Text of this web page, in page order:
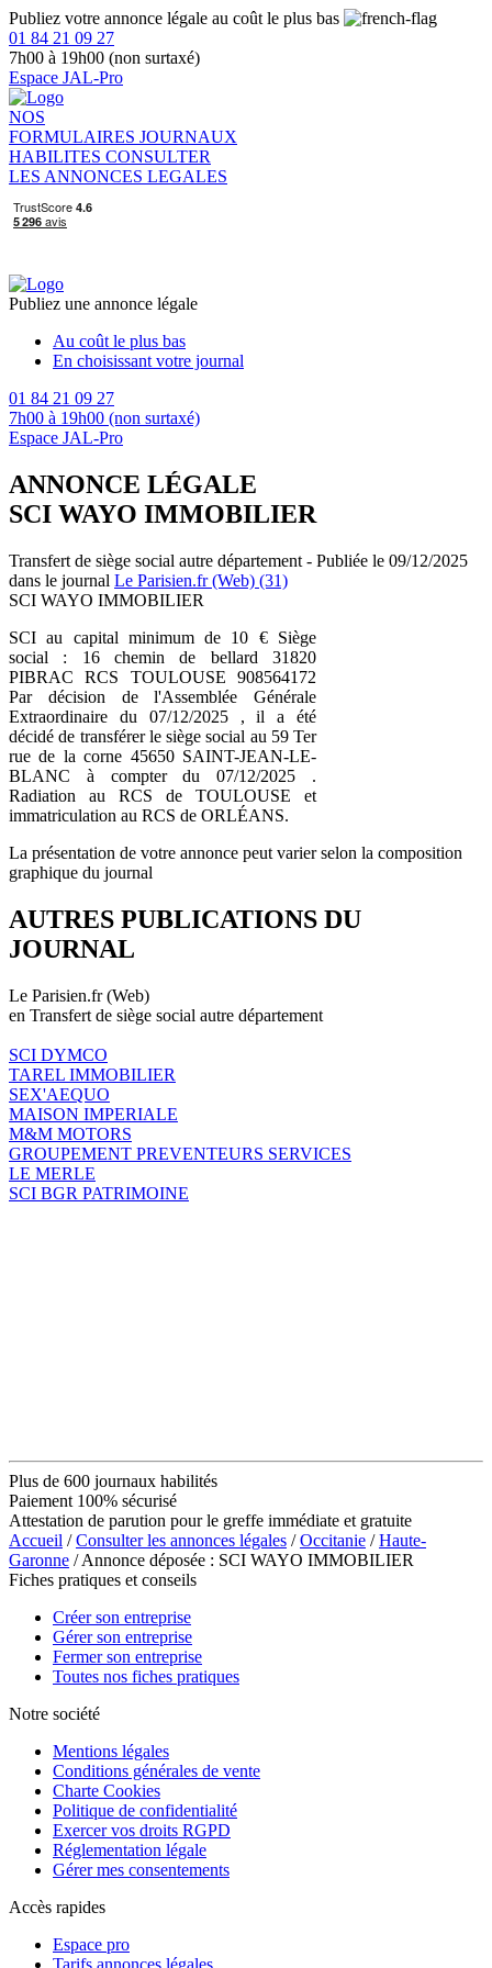
Publiez votre annonce légale au coût le plus bas
01 84 21 09 27
7h00 à 19h00 (non surtaxé)
Espace JAL-Pro
NOS
FORMULAIRES JOURNAUX
HABILITES CONSULTER
LES ANNONCES LEGALES
Publiez une annonce légale
Au coût le plus bas
En choisissant votre journal
01 84 21 09 27
7h00 à 19h00 (non surtaxé)
Espace JAL-Pro
ANNONCE LÉGALE
SCI WAYO IMMOBILIER
Transfert de siège social autre département - Publiée le 09/12/2025
dans le journal Le Parisien.fr (Web) (31)
SCI WAYO IMMOBILIER
SCI au capital minimum de 10 € Siège
social : 16 chemin de bellard 31820
PIBRAC RCS TOULOUSE 908564172
Par décision de l'Assemblée Générale
Extraordinaire du 07/12/2025 , il a été
décidé de transférer le siège social au 59 Ter
rue de la corne 45650 SAINT-JEAN-LE-
BLANC à compter du 07/12/2025 .
Radiation au RCS de TOULOUSE et
immatriculation au RCS de ORLÉANS.
La présentation de votre annonce peut varier selon la composition
graphique du journal
AUTRES PUBLICATIONS DU
JOURNAL
Le Parisien.fr (Web)
en Transfert de siège social autre département
SCI DYMCO
TAREL IMMOBILIER
SEX'AEQUO
MAISON IMPERIALE
M&M MOTORS
GROUPEMENT PREVENTEURS SERVICES
LE MERLE
SCI BGR PATRIMOINE
Plus de 600 journaux habilités
Paiement 100% sécurisé
Attestation de parution pour le greffe immédiate et gratuite
Accueil /Consulter les annonces légales /Occitanie /Haute-
Garonne / Annonce déposée : SCI WAYO IMMOBILIER
Fiches pratiques et conseils
Créer son entreprise
Gérer son entreprise
Fermer son entreprise
Toutes nos fiches pratiques
Notre société
Mentions légales
Conditions générales de vente
Charte Cookies
Politique de confidentialité
Exercer vos droits RGPD
Réglementation légale
Gérer mes consentements
Accès rapides
Espace pro
Tarifs annonces légales